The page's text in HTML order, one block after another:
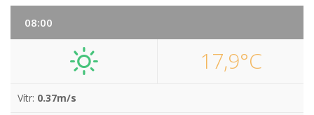
08:00
17,9°C
Vítr: 0.37m/s